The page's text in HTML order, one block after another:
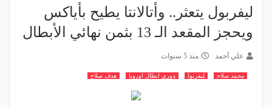
ليفربول يتعثر.. وأتالانتا يطيح بأياكس
ويحجز المقعد الـ 13 بثمن نهائي الأبطال
علي أحمد منذ 5 سنوات
محمد صلاح ليفربول دوري ابطال اوروبا هدف صلاح